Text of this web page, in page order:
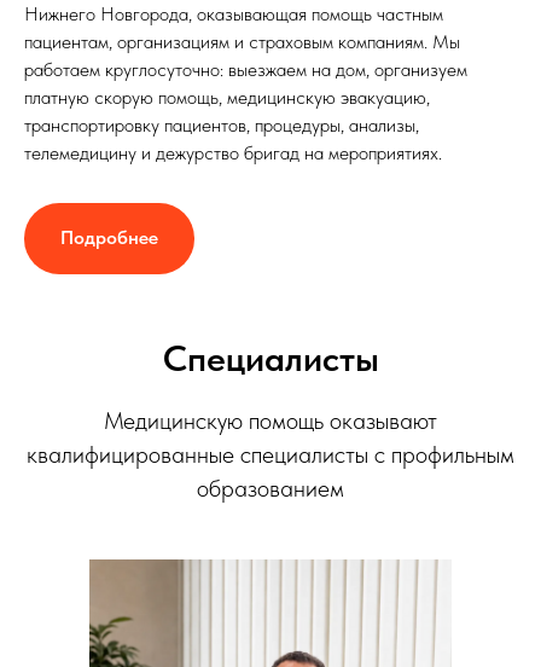
Нижнего Новгорода, оказывающая помощь частным
пациентам, организациям и страховым компаниям. Мы
работаем круглосуточно: выезжаем на дом, организуем
платную скорую помощь, медицинскую эвакуацию,
транспортировку пациентов, процедуры, анализы,
телемедицину и дежурство бригад на мероприятиях.
Подробнее
Специалисты
Медицинскую помощь оказывают
квалифицированные специалисты с профильным
образованием